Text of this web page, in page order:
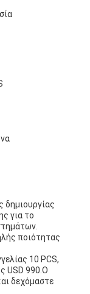
δημιουργίας
για το
ποιότητας
10 PCS,
USD 990.Ο
δεχόμαστε